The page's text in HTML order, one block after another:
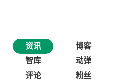
资讯 博客
智库
动弹
评论
粉丝